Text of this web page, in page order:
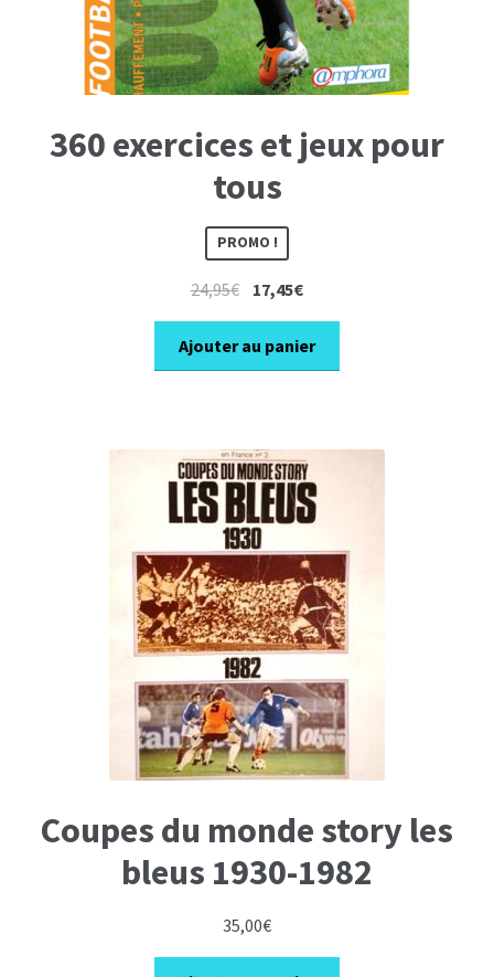
360 exercices et jeux pour
tous
PROMO !
24,95€ Le
initial
était :
17,45€Le
actuel
est :
Ajouter au panier
Coupes du monde story les
bleus 1930-1982
35,00€